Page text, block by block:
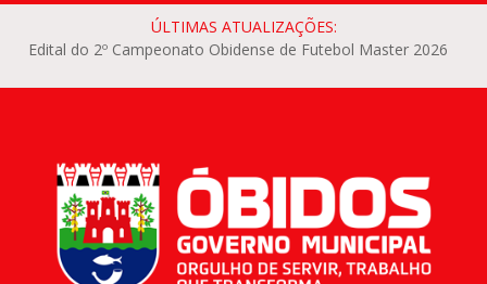
ÚLTIMAS ATUALIZAÇÕES:
Edital do 2º Campeonato Obidense de Futebol Master 2026